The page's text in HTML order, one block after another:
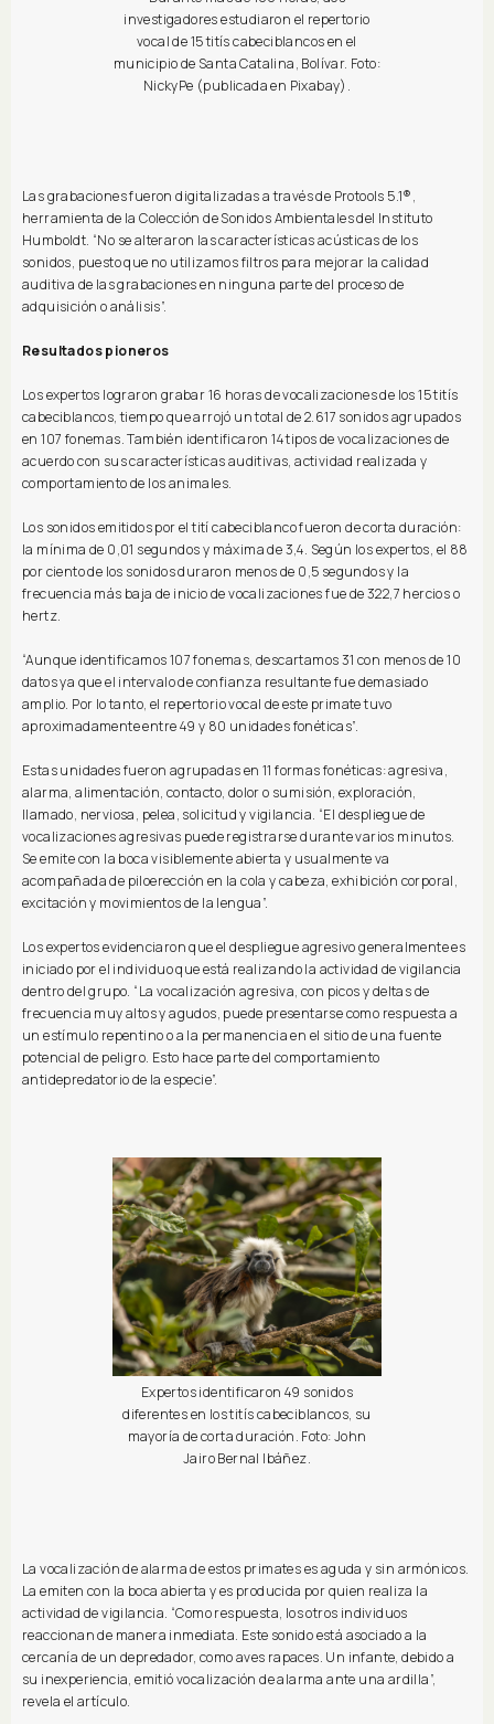
investigadores estudiaron el repertorio
vocal de 15 titís cabeciblancos en el
municipio de Santa Catalina, Bolívar. Foto:
NickyPe (publicada en Pixabay).
Las grabaciones fueron digitalizadas a través de Protools 5.1®,
herramienta de la Colección de Sonidos Ambientales del Instituto
Humboldt. “No se alteraron las características acústicas de los
sonidos, puesto que no utilizamos filtros para mejorar la calidad
auditiva de las grabaciones en ninguna parte del proceso de
adquisición o análisis”.
Resultados pioneros
Los expertos lograron grabar 16 horas de vocalizaciones de los 15 titís
cabeciblancos, tiempo que arrojó un total de 2.617 sonidos agrupados
en 107 fonemas. También identificaron 14 tipos de vocalizaciones de
acuerdo con sus características auditivas, actividad realizada y
comportamiento de los animales.
Los sonidos emitidos por el tití cabeciblanco fueron de corta duración:
la mínima de 0,01 segundos y máxima de 3,4. Según los expertos, el 88
por ciento de los sonidos duraron menos de 0,5 segundos y la
frecuencia más baja de inicio de vocalizaciones fue de 322,7 hercios o
hertz.
“Aunque identificamos 107 fonemas, descartamos 31 con menos de 10
datos ya que el intervalo de confianza resultante fue demasiado
amplio. Por lo tanto, el repertorio vocal de este primate tuvo
aproximadamente entre 49 y 80 unidades fonéticas”.
Estas unidades fueron agrupadas en 11 formas fonéticas: agresiva,
alarma, alimentación, contacto, dolor o sumisión, exploración,
llamado, nerviosa, pelea, solicitud y vigilancia. “El despliegue de
vocalizaciones agresivas puede registrarse durante varios minutos.
Se emite con la boca visiblemente abierta y usualmente va
acompañada de piloerección en la cola y cabeza, exhibición corporal,
excitación y movimientos de la lengua”.
Los expertos evidenciaron que el despliegue agresivo generalmente es
iniciado por el individuo que está realizando la actividad de vigilancia
dentro del grupo. “La vocalización agresiva, con picos y deltas de
frecuencia muy altos y agudos, puede presentarse como respuesta a
un estímulo repentino o a la permanencia en el sitio de una fuente
potencial de peligro. Esto hace parte del comportamiento
antidepredatorio de la especie”.
Expertos identificaron 49 sonidos
diferentes en los titís cabeciblancos, su
mayoría de corta duración. Foto: John
Jairo Bernal Ibáñez.
La vocalización de alarma de estos primates es aguda y sin armónicos.
La emiten con la boca abierta y es producida por quien realiza la
actividad de vigilancia. “Como respuesta, los otros individuos
reaccionan de manera inmediata. Este sonido está asociado a la
cercanía de un depredador, como aves rapaces. Un infante, debido a
su inexperiencia, emitió vocalización de alarma ante una ardilla”,
revela el artículo.